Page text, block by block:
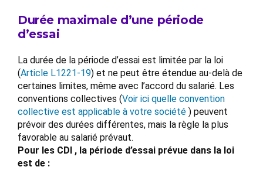
Durée maximale d’une période
d’essai
La durée de la période d’essai est limitée par la loi
(Article L1221-19) et ne peut être étendue au-delà de
certaines limites, même avec l’accord du salarié. Les
conventions collectives (Voir ici quelle convention
collective est applicable à votre société ) peuvent
prévoir des durées différentes, mais la règle la plus
favorable au salarié prévaut.
Pour les CDI , la période d’essai prévue dans la loi
est de :